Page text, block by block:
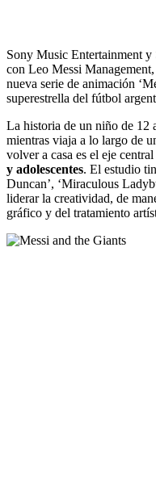
Sony Music Entertainment
con Leo Messi
nueva serie de animación
superestrella del fútbol
La historia de un niño de 12
mientras viaja a lo largo de
volver a casa es el eje
y adolescentes. El estudio
Duncan’, ‘Miraculous
liderar la creatividad, de
gráfico y del tratamiento